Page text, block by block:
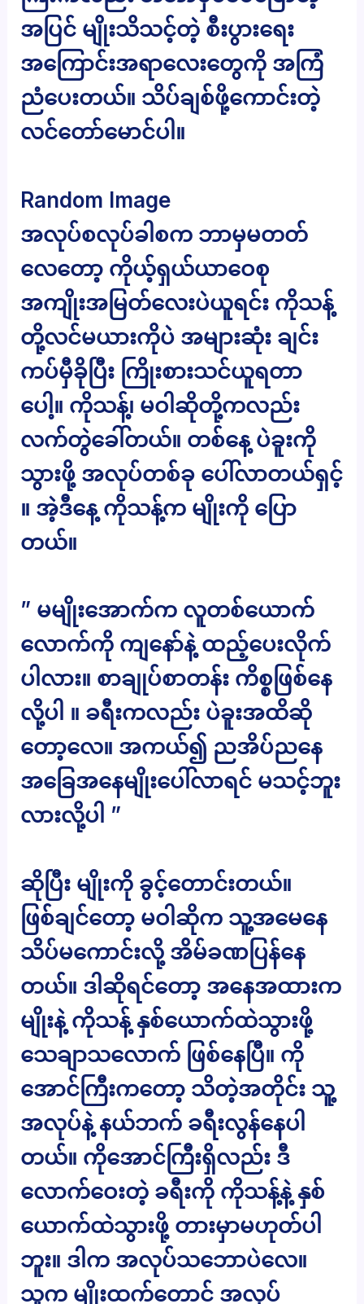
အပြင် မျိုးသိသင့်တဲ့ စီးပွားရေး
အကြောင်းအရာလေးတွေကို အကြံ
ညံပေးတယ်။ သိပ်ချစ်ဖို့ကောင်းတဲ့
လင်တော်မောင်ပါ။
Random Image
အလုပ်စလုပ်ခါစက ဘာမှမတတ်
လေတော့ ကိုယ့်ရှယ်ယာဝေစု
အကျိုးအမြတ်လေးပဲယူရင်း ကိုသန့်
တို့လင်မယားကိုပဲ အများဆုံး ချင်း
ကပ်မှီခိုပြီး ကြိုးစားသင်ယူရတာ
ပေါ့။ ကိုသန့်၊ မဝါဆိုတို့ကလည်း
လက်တွဲခေါ်တယ်။ တစ်နေ့ ပဲခူးကို
သွားဖို့ အလုပ်တစ်ခု ပေါ်လာတယ်ရှင့်
။ အဲ့ဒီနေ့ ကိုသန့်က မျိုးကို ပြော
တယ်။
” မမျိုးအောက်က လူတစ်ယောက်
လောက်ကို ကျနော်နဲ့ ထည့်ပေးလိုက်
ပါလား။ စာချုပ်စာတန်း ကိစ္စဖြစ်နေ
လို့ပါ ။ ခရီးကလည်း ပဲခူးအထိဆို
တော့လေ။ အကယ်၍ ညအိပ်ညနေ
အခြေအနေမျိုးပေါ်လာရင် မသင့်ဘူး
လားလို့ပါ ”
ဆိုပြီး မျိုးကို ခွင့်တောင်းတယ်။
ဖြစ်ချင်တော့ မဝါဆိုက သူ့အမေနေ
သိပ်မကောင်းလို့ အိမ်ခဏပြန်နေ
တယ်။ ဒါဆိုရင်တော့ အနေအထားက
မျိုးနဲ့ ကိုသန့် နှစ်ယောက်ထဲသွားဖို့
သေချာသလောက် ဖြစ်နေပြီ။ ကို
အောင်ကြီးကတော့ သိတဲ့အတိုင်း သူ့
အလုပ်နဲ့ နယ်ဘက် ခရီးလွန်နေပါ
တယ်။ ကိုအောင်ကြီးရှိလည်း ဒီ
လောက်ဝေးတဲ့ ခရီးကို ကိုသန့်နဲ့ နှစ်
ယောက်ထဲသွားဖို့ တားမှာမဟုတ်ပါ
ဘူး။ ဒါက အလုပ်သဘောပဲလေ။
သူက မျိုးထက်တောင် အလုပ်